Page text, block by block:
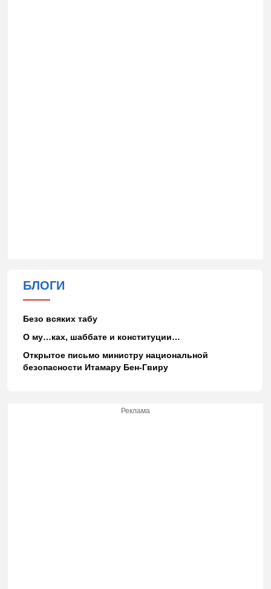
БЛОГИ
Безо всяких табу
О му…ках, шаббате и конституции…
Открытое письмо министру национальной
безопасности Итамару Бен-Гвиру
Реклама